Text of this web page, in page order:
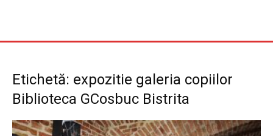
Etichetă: expozitie galeria copiilor
Biblioteca GCosbuc Bistrita